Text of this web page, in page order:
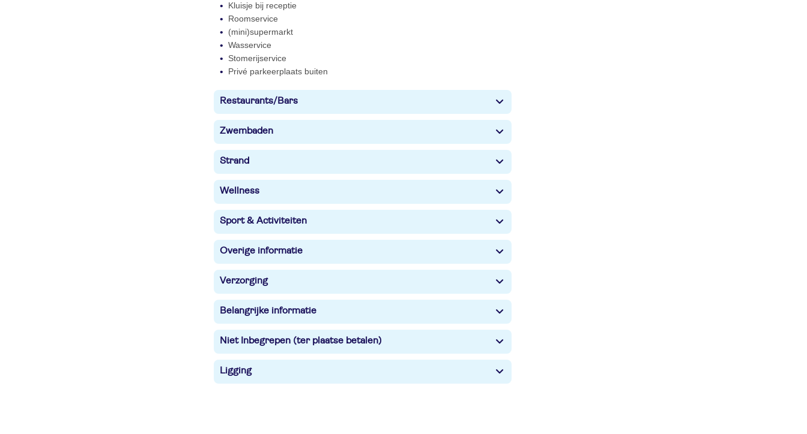
Kluisje bij receptie
Roomservice
(mini)supermarkt
Wasservice
Stomerijservice
Privé parkeerplaats buiten
Restaurants/Bars
Zwembaden
Strand
Wellness
Sport & Activiteiten
Overige informatie
Verzorging
Belangrijke informatie
Niet Inbegrepen (ter plaatse betalen)
Ligging